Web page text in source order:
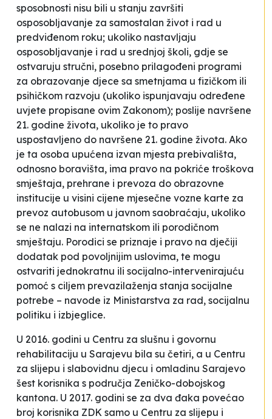
sposobnosti nisu bili u stanju završiti
osposobljavanje za samostalan život i rad u
predviđenom roku; ukoliko nastavljaju
osposobljavanje i rad u srednjoj školi, gdje se
ostvaruju stručni, posebno prilagođeni programi
za obrazovanje djece sa smetnjama u fizičkom ili
psihičkom razvoju (ukoliko ispunjavaju određene
uvjete propisane ovim Zakonom); poslije navršene
21. godine života, ukoliko je to pravo
uspostavljeno do navršene 21. godine života. Ako
je ta osoba upućena izvan mjesta prebivališta,
odnosno boravišta, ima pravo na pokriće troškova
smještaja, prehrane i prevoza do obrazovne
institucije u visini cijene mjesečne vozne karte za
prevoz autobusom u javnom saobraćaju, ukoliko
se ne nalazi na internatskom ili porodičnom
smještaju. Porodici se priznaje i pravo na dječiji
dodatak pod povoljnijim uslovima, te mogu
ostvariti jednokratnu ili socijalno-intervenirajuću
pomoć s ciljem prevazilaženja stanja socijalne
potrebe – navode iz Ministarstva za rad, socijalnu
politiku i izbjeglice.
U 2016. godini u Centru za slušnu i govornu
rehabilitaciju u Sarajevu bila su četiri, a u Centru
za slijepu i slabovidnu djecu i omladinu Sarajevo
šest korisnika s područja Zeničko-dobojskog
kantona. U 2017. godini se za dva đaka povećao
broj korisnika ZDK samo u Centru za slijepu i